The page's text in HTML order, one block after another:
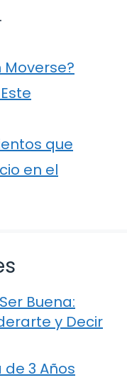
Moverse?
que
en el
Buena:
y Decir
3 Años